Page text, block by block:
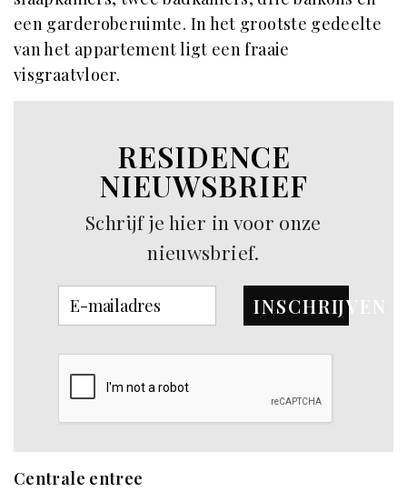
een garderoberuimte. In het grootste gedeelte
van het appartement ligt een fraaie
visgraatvloer.
RESIDENCE
NIEUWSBRIEF
Schrijf je hier in voor onze
nieuwsbrief.
INSCHRIJVEN
Centrale entree